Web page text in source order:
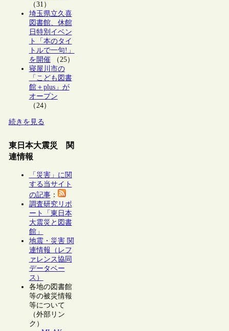
（31）
埼玉県立久喜
図書館、休館
日特別イベン
ト「本のタイ
トルで一句!」
を開催（25）
寝屋川市の
「こども図書
館＋plus」が
オープン
（24）
続きを見る
東日本大震災 関
連情報
「災害」に関
する当サイト
の記事：
調査研究リポ
ート「東日本
大震災と図書
館」
地震・災害 関
連情報（レフ
ァレンス協同
データベー
ス）
各地の図書館
等の被災情報
等について
（外部リン
ク）